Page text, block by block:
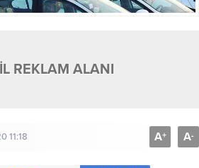
REKLAM ALANI
11:18 A+ A-